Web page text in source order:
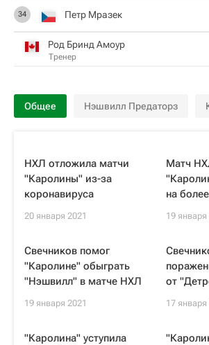
34 Петр Мразек
Род Бринд Амоур
Тренер
Общее Нэшвилл Предаторз
НХЛ отложила матчи
"Каролины" из-за
коронавируса
20 января 2021
Матч
на
19 января
Свечников помог
"Каролине" обыграть
"Нэшвилл" в матче НХЛ
19 января 2021
от
17 января
"Каролина" уступила